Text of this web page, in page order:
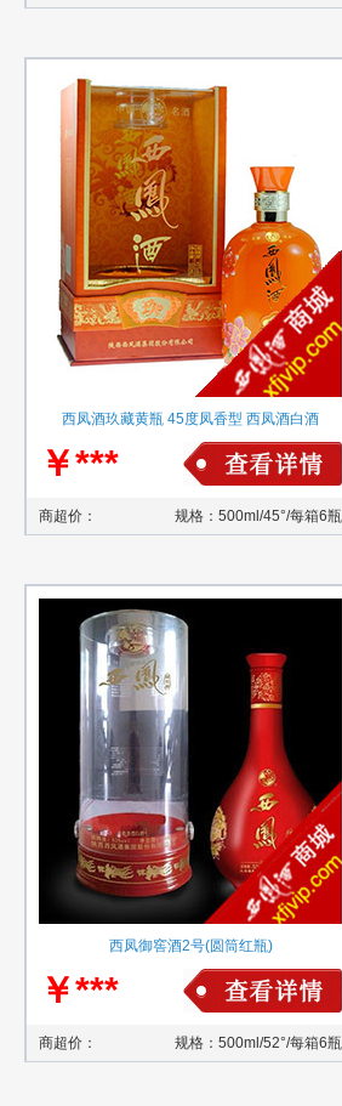
西凤酒玖藏黄瓶 45度凤香型 西凤酒白酒
￥***
商超价： 规格：500ml/45°/每箱6瓶
西凤御窖酒2号(圆筒红瓶)
￥***
商超价： 规格：500ml/52°/每箱6瓶